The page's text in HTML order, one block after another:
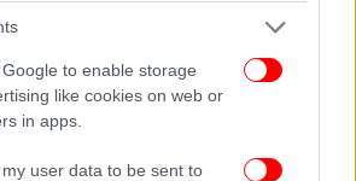
to enable storage
like cookies on web or
in apps.
user data to be sent to